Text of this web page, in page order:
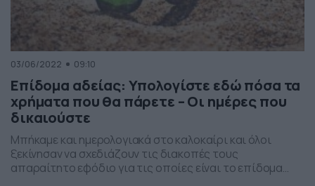
03/06/2022 09:10
Επίδομα αδείας: Yπολογίστε εδώ πόσα τα
χρήματα που θα πάρετε – Οι ημέρες που
δικαιούστε
Μπήκαμε και ημερολογιακά στο καλοκαίρι και όλοι
ξεκίνησαν να σχεδιάζουν τις διακοπές τους
απαραίτητο εφόδιο για τις οποίες είναι το επίδομα